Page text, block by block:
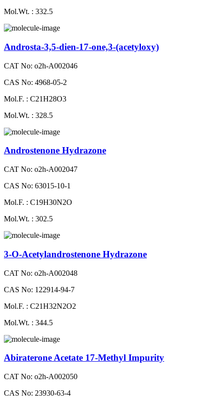
Mol.Wt. : 332.5
Androsta-3,5-dien-17-one,3-(acetyloxy)
CAT No: o2h-A002046
CAS No: 4968-05-2
Mol.F. : C21H28O3
Mol.Wt. : 328.5
Androstenone Hydrazone
CAT No: o2h-A002047
CAS No: 63015-10-1
Mol.F. : C19H30N2O
Mol.Wt. : 302.5
3-O-Acetylandrostenone Hydrazone
CAT No: o2h-A002048
CAS No: 122914-94-7
Mol.F. : C21H32N2O2
Mol.Wt. : 344.5
Abiraterone Acetate 17-Methyl Impurity
CAT No: o2h-A002050
CAS No: 23930-63-4